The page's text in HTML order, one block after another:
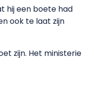
hij een boete had
ook te laat zijn
zijn. Het ministerie